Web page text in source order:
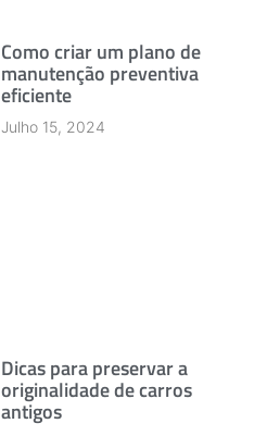
Como criar um plano de
manutenção preventiva
eficiente
Julho 15, 2024
Dicas para preservar a
originalidade de carros
antigos